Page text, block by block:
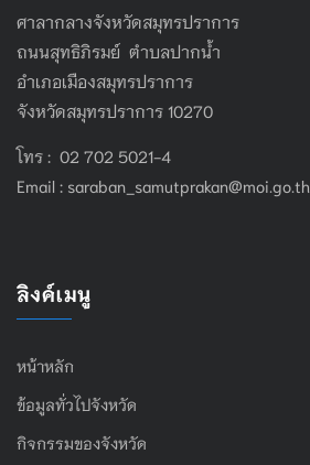
ศาลากลางจังหวัดสมุทรปราการ
ถนนสุทธิภิรมย์ ตำบลปากน้ำ
อำเภอเมืองสมุทรปราการ
จังหวัดสมุทรปราการ 10270
โทร : 02 702 5021-4
Email : saraban_samutprakan@moi.go.th
ลิงค์เมนู
หน้าหลัก
ข้อมูลทั่วไปจังหวัด
กิจกรรมของจังหวัด